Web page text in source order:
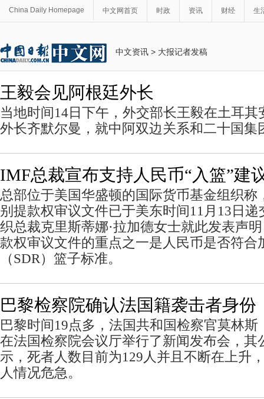
China Daily Homepage 中文网首页 时政 资讯 财经 生
中文资讯 > 大报记者发稿
王毅会见阿根廷外长
当地时间14日下午，外交部长王毅在土耳
外长齐默尔曼，就中阿双边关系和二十国集
IMF总裁宣布支持人民币“入篮”建
总部位于美国华盛顿的国际货币基金组织称
别提款权审议文件已于美东时间11月13日
织总裁克里斯蒂娜·拉加德女士就此发表声
款权审议文件的重点之一是人民币是否符合
（SDR）篮子标准。
巴黎检察院确认法国籍袭击者身份
巴黎时间19点多，法国共和国检察官莫林斯
在法国检察院会议厅举行了新闻发布会，其
示，死者人数目前为129人并且不断在上升
人情况危急。